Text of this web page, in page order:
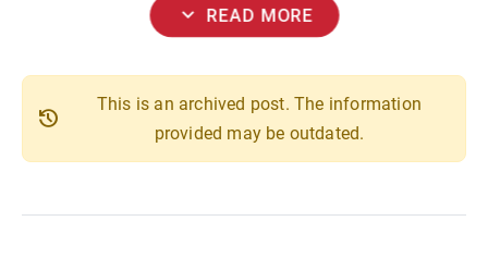
expand_more READ MORE
history
This is an archived post. The information
provided may be outdated.